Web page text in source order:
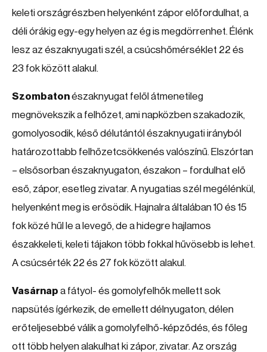
keleti országrészben helyenként zápor előfordulhat, a
déli órákig egy-egy helyen az ég is megdörrenhet. Élénk
lesz az északnyugati szél, a csúcshőmérséklet 22 és
23 fok között alakul.
Szombatonészaknyugat felől átmenetileg
megnövekszik a felhőzet, ami napközben szakadozik,
gomolyosodik, késő délutántól északnyugati irányból
határozottabb felhőzetcsökkenés valószínű. Elszórtan
– elsősorban északnyugaton, északon – fordulhat elő
eső, zápor, esetleg zivatar. A nyugatias szél megélénkül,
helyenként meg is erősödik. Hajnalra általában 10 és 15
fok közé hűl le a levegő, de a hidegre hajlamos
északkeleti, keleti tájakon több fokkal hűvösebb is lehet.
A csúcsérték 22 és 27 fok között alakul.
Vasárnap a fátyol- és gomolyfelhők mellett sok
napsütés ígérkezik, de emellett délnyugaton, délen
erőteljesebbé válik a gomolyfelhő-képződés, és főleg
ott több helyen alakulhat ki zápor, zivatar. Az ország